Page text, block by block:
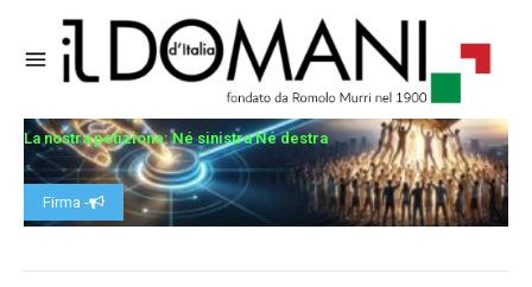
La nostra petizione: Né sinistra Né destra
Firma -